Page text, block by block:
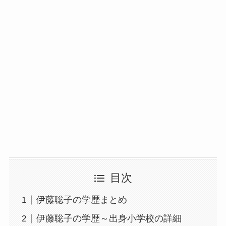
目次
伊藤聡子の学歴まとめ
伊藤聡子の学歴～出身小学校の詳細